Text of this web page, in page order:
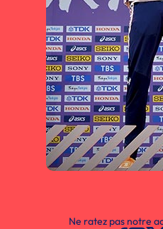
Ne ratez pas notre